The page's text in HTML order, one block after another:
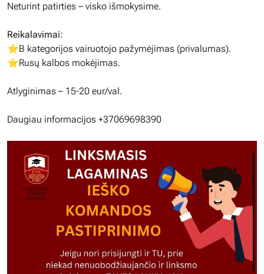
Neturint patirties – visko išmokysime.
Reikalavimai:
⭐️B kategorijos vairuotojo pažymėjimas (privalumas).
⭐️Rusų kalbos mokėjimas.
Atlyginimas – 15-20 eur/val.
Daugiau informacijos +37069698390